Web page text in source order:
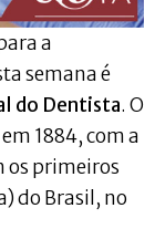
a
semana é
do Dentista. O
1884, com a
os primeiros
do Brasil, no